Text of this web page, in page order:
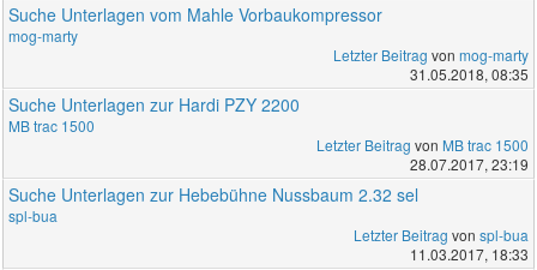
Suche Unterlagen vom Mahle Vorbaukompressor
mog-marty
Letzter Beitrag von mog-marty
31.05.2018, 08:35
Suche Unterlagen zur Hardi PZY 2200
MB trac 1500
Letzter Beitrag von MB trac 1500
28.07.2017, 23:19
Suche Unterlagen zur Hebebühne Nussbaum 2.32 sel
spl-bua
Letzter Beitrag von spl-bua
11.03.2017, 18:33